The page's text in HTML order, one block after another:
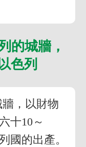
的城牆，
色列
，以財物
十10～
國的出產。